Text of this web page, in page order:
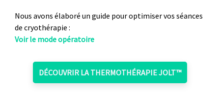
Nous avons élaboré un guide pour optimiser vos séances
de cryothérapie :
Voir le mode opératoire
DÉCOUVRIR LA THERMOTHÉRAPIE JOLT™